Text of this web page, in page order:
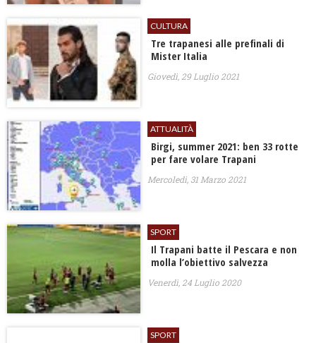
CULTURA
Tre trapanesi alle prefinali di
Mister Italia
Giovedì, 29 Luglio 2021
ATTUALITÀ
Birgi, summer 2021: ben 33 rotte
per fare volare Trapani
Mercoledì, 31 Marzo 2021
SPORT
Il Trapani batte il Pescara e non
molla l’obiettivo salvezza
Venerdì, 24 Luglio 2020
SPORT